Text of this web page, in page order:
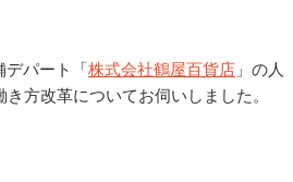
デパート「株式会社鶴屋百貨店 」の人
方改革についてお伺いしました。